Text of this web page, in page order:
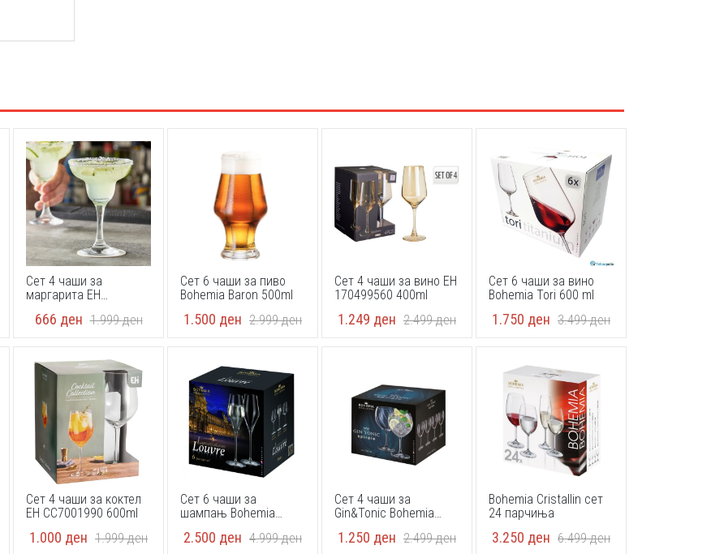
Сет 4 чаши за
маргарита EH
666 ден 1.999ден
Сет 6 чаши за пиво
Bohemia Baron 500ml
1.500 ден 2.999ден
Сет 4 чаши за вино EH
170499560 400ml
1.249 ден 2.499ден
Сет 6 чаши за вино
Bohemia Tori 600 ml
1.750 ден 3.499ден
Сет 4 чаши за коктел
EH CC7001990 600ml
1.000 ден 1.999ден
Сет 6 чаши за
шампањ Bohemia
2.500 ден 4.999ден
Сет 4 чаши за
Gin&Tonic Bohemia
1.250 ден 2.499ден
Bohemia Cristallin сет
24 парчиња
3.250 ден 6.499ден